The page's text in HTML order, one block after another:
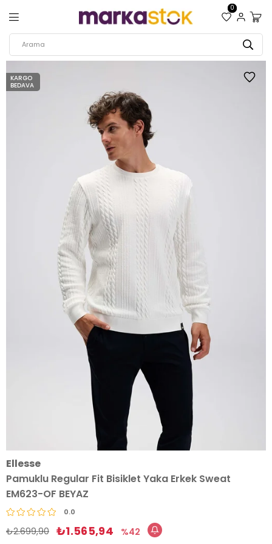
0
KARGO
BEDAVA
Ellesse
Pamuklu Regular Fit Bisiklet Yaka Erkek Sweat
EM623-OF BEYAZ
0.0
₺2.699,90 ₺1.565,94 42